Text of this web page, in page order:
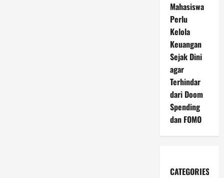
Mahasiswa
Perlu
Kelola
Keuangan
Sejak Dini
agar
Terhindar
dari Doom
Spending
dan FOMO
CATEGORIES